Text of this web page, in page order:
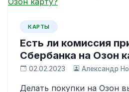
КАРТЫ
Есть ли комиссия
Сбербанка на Озон
02.02.2023 Александр
Делать покупки на Озон